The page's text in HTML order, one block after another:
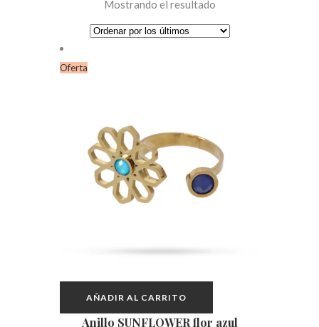
Mostrando el resultado
Oferta
AÑADIR AL CARRITO
Anillo SUNFLOWER flor azul